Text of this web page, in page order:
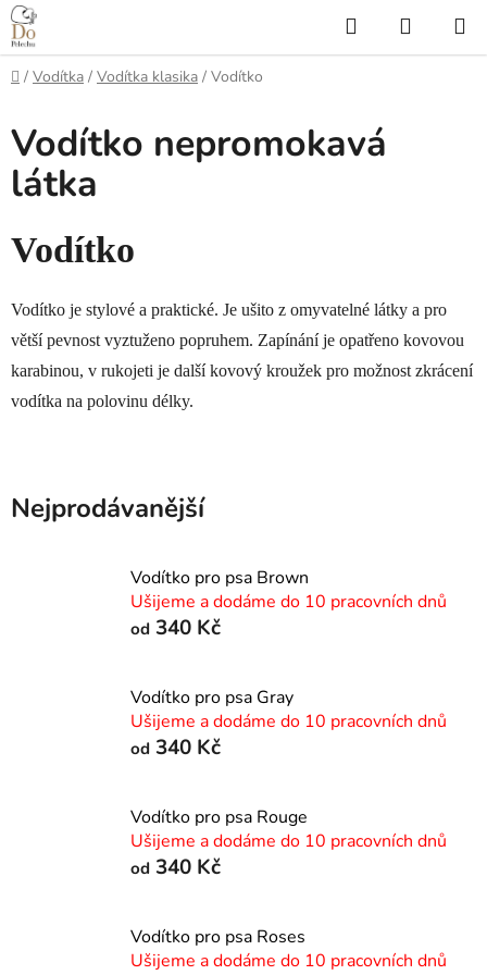
Přejít
na
obsah
Hledat
KOŠÍK
Domů
/ Vodítka / Vodítka klasika / Vodítko
Vodítko nepromokavá
látka
Vodítko
Vodítko je stylové a praktické. Je ušito z omyvatelné látky a pro
větší pevnost vyztuženo popruhem. Zapínání je opatřeno kovovou
karabinou, v rukojeti je další kovový kroužek pro možnost zkrácení
vodítka na polovinu délky.
Nejprodávanější
Vodítko pro psa Brown
Ušijeme a dodáme do 10 pracovních dnů
od 340 Kč
Vodítko pro psa Gray
Ušijeme a dodáme do 10 pracovních dnů
od 340 Kč
Vodítko pro psa Rouge
Ušijeme a dodáme do 10 pracovních dnů
od 340 Kč
Vodítko pro psa Roses
Ušijeme a dodáme do 10 pracovních dnů